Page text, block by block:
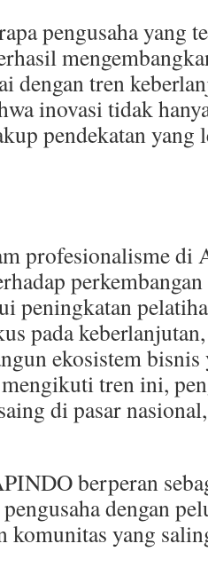
pengusaha yang
dengan tren
inovasi tidak
pendekatan
profesionalisme di
peningkatan
pada
ekosistem
tren ini,
di pasar
berperan
dengan
komunitas yang